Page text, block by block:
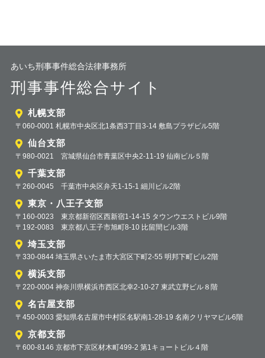
あいち刑事事件総合法律事務所
刑事事件総合サイト
札幌支部
〒060-0001 札幌市中央区北1条西3丁目3-14 敷島プラザビル5階
仙台支部
〒980-0021 宮城県仙台市青葉区中央2-11-19 仙南ビル５階
千葉支部
〒260-0045 千葉市中央区弁天1-15-1 細川ビル2階
東京・八王子支部
〒160-0023 東京都新宿区西新宿1-14-15 タウンウエストビル9階
〒192-0083 東京都八王子市旭町8-10 比留間ビル3階
埼玉支部
〒330-0844 埼玉県さいたま市大宮区下町2-55 明邦下町ビル2階
横浜支部
〒220-0004 神奈川県横浜市西区北幸2-10-27 東武立野ビル８階
名古屋支部
〒450-0003 愛知県名古屋市中村区名駅南1-28-19 名南クリヤマビル6階
京都支部
〒600-8146 京都市下京区材木町499-2 第1キョートビル４階